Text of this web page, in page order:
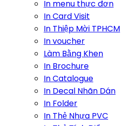
In menu thực đơn
In Card Visit
In Thiệp Mời TPHCM
In voucher
Làm Bằng Khen
In Brochure
In Catalogue
In Decal Nhãn Dán
In Folder
In Thẻ Nhựa PVC